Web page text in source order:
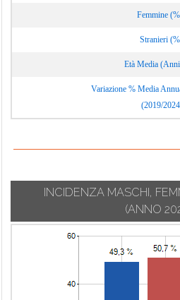
Femmine
Stranieri
Età Media
Variazione % Media
(2019/
INCIDENZA MASCHI,
(ANNO